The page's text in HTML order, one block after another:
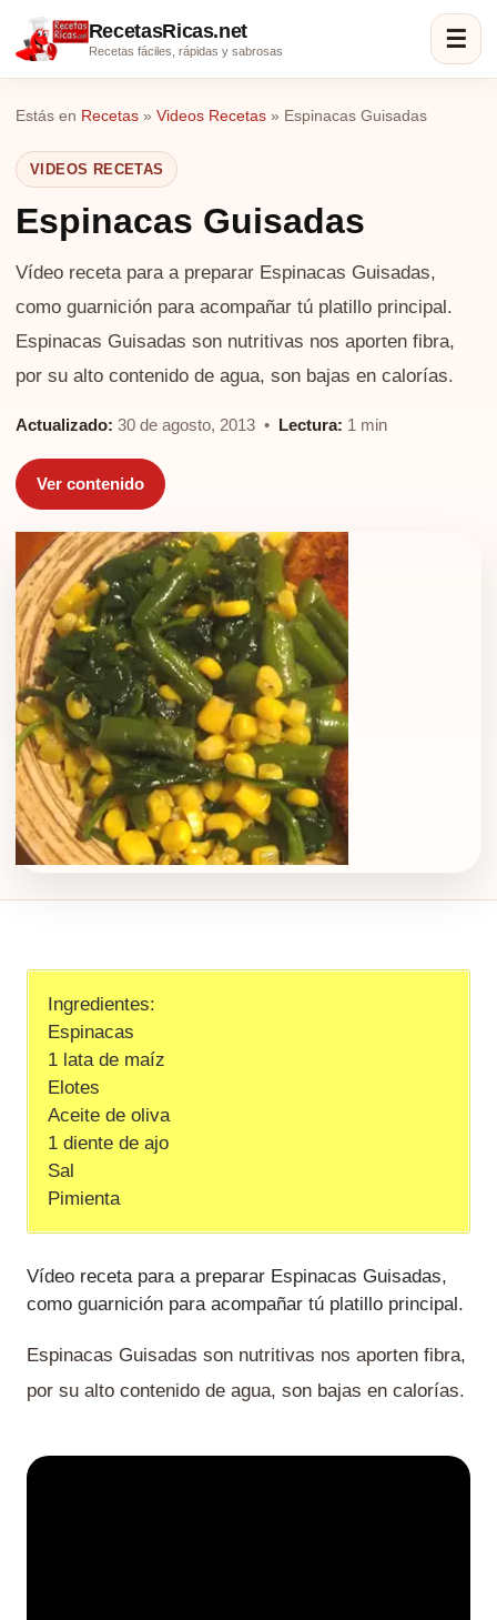
RecetasRicas.net
Recetas fáciles, rápidas y sabrosas ☰
Estás en Recetas » Videos Recetas » Espinacas Guisadas
VIDEOS RECETAS
Espinacas Guisadas
Vídeo receta para a preparar Espinacas Guisadas,
como guarnición para acompañar tú platillo principal.
Espinacas Guisadas son nutritivas nos aporten fibra,
por su alto contenido de agua, son bajas en calorías.
Actualizado: 30 de agosto, 2013 • Lectura: 1 min
Ver contenido
Ingredientes:
Espinacas
1 lata de maíz
Elotes
Aceite de oliva
1 diente de ajo
Sal
Pimienta
Vídeo receta para a preparar Espinacas Guisadas,
como guarnición para acompañar tú platillo principal.
Espinacas Guisadas son nutritivas nos aporten fibra,
por su alto contenido de agua, son bajas en calorías.